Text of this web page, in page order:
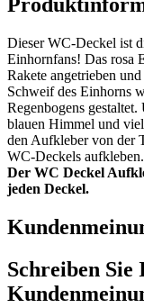
Dieser WC-Deckel ist
Einhornfans! Das rosa
Rakete angetrieben
Schweif des Einhorns
Regenbogens
blauen Himmel und
den Aufkleber von der
WC-Deckels aufkleben.
Der WC Deckel
jeden Deckel.
Schreiben Sie